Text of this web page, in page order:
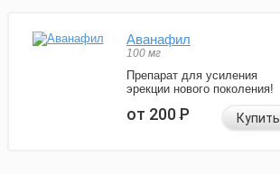
Аванафил
100 мг
Препарат для усиления
эрекции нового поколения!
от 200Р Купить